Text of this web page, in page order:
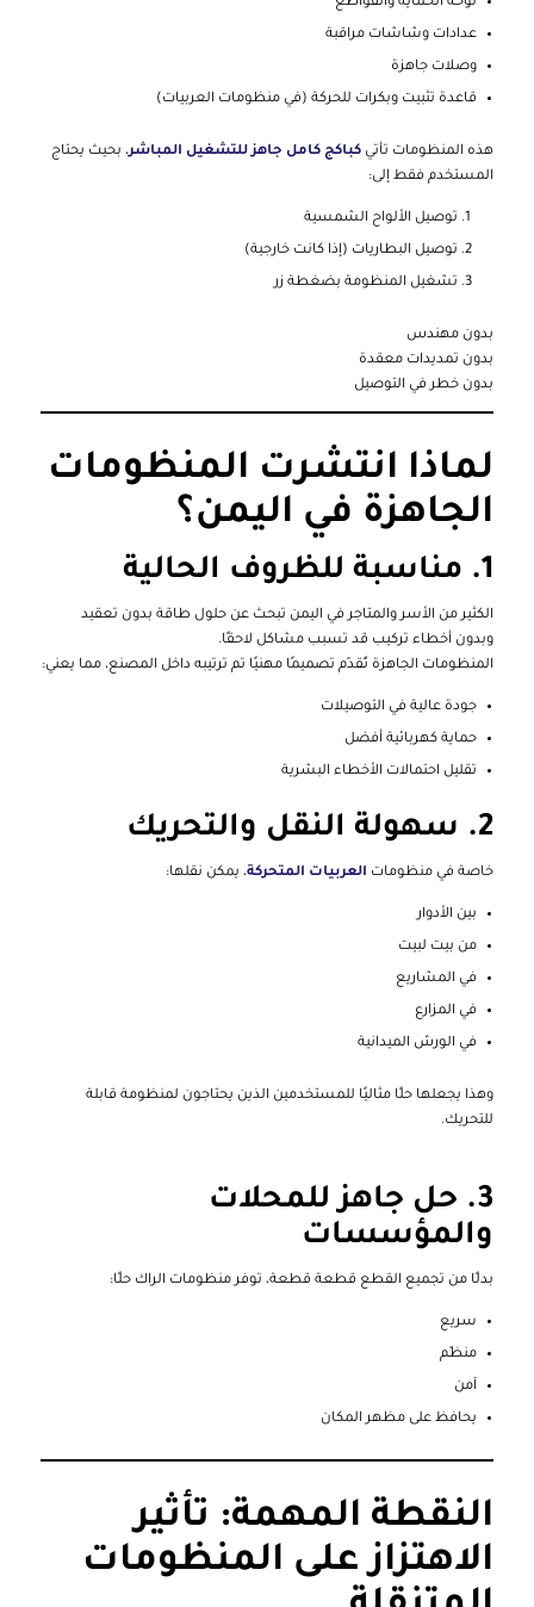
عدادات وشاشات مراقبة
وصلات جاهزة
قاعدة تثبيت وبكرات للحركة (في منظومات العربيات)
هذه المنظومات تأتي كباكج كامل جاهز للتشغيل المباشر، بحيث يحتاج
المستخدم فقط إلى:
توصيل الألواح الشمسية
توصيل البطاريات (إذا كانت خارجية)
تشغيل المنظومة بضغطة زر
بدون مهندس
بدون تمديدات معقدة
بدون خطر في التوصيل
لماذا انتشرت المنظومات
الجاهزة في اليمن؟
1. مناسبة للظروف الحالية
الكثير من الأسر والمتاجر في اليمن تبحث عن حلول طاقة بدون تعقيد
وبدون أخطاء تركيب قد تسبب مشاكل لاحقًا.
المنظومات الجاهزة تُقدّم تصميمًا مهنيًا تم ترتيبه داخل المصنع، مما يعني:
جودة عالية في التوصيلات
حماية كهربائية أفضل
تقليل احتمالات الأخطاء البشرية
2. سهولة النقل والتحريك
خاصة في منظومات العربيات المتحركة، يمكن نقلها:
بين الأدوار
من بيت لبيت
في المشاريع
في المزارع
في الورش الميدانية
وهذا يجعلها حلًا مثاليًا للمستخدمين الذين يحتاجون لمنظومة قابلة
للتحريك.
3. حل جاهز للمحلات
والمؤسسات
بدلًا من تجميع القطع قطعة قطعة، توفر منظومات الراك حلًا:
سريع
منظّم
آمن
يحافظ على مظهر المكان
النقطة المهمة: تأثير
الاهتزاز على المنظومات